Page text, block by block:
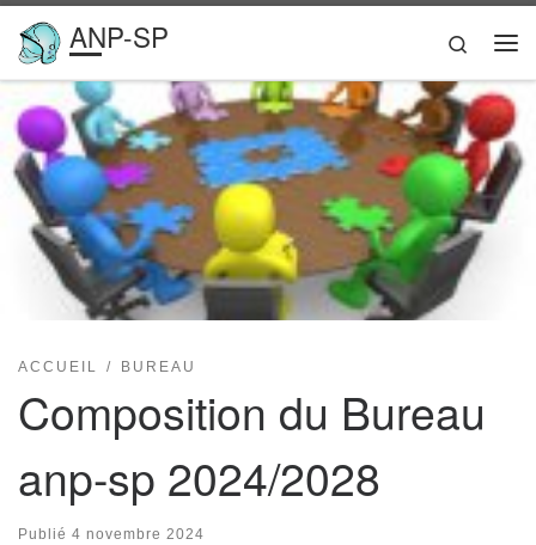
Passer au contenu
ANP-SP
Search
ACCUEIL BUREAU
Composition du Bureau
anp-sp 2024/2028
Publié 4 novembre 2024